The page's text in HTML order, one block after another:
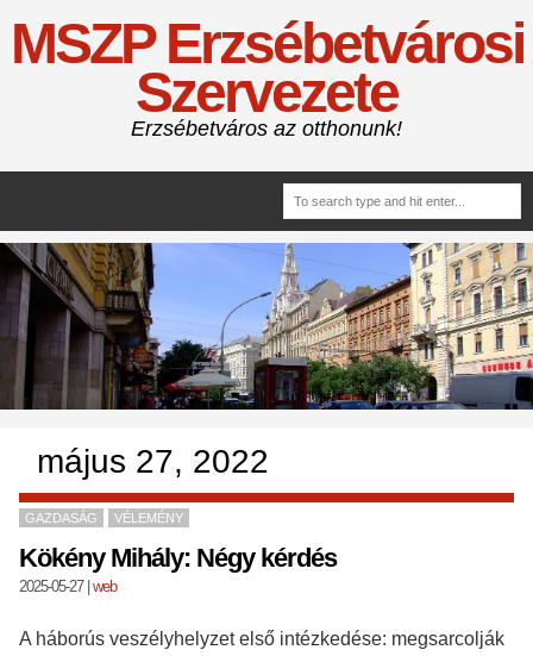
MSZP Erzsébetvárosi
Szervezete
Erzsébetváros az otthonunk!
május 27, 2022
GAZDASÁG VÉLEMÉNY
Kökény Mihály: Négy kérdés
2025-05-27| web
A háborús veszélyhelyzet első intézkedése: megsarcolják